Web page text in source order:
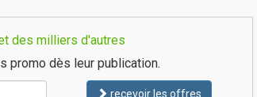
des milliers d'autres
promo dès leur publication.
recevoir les offres